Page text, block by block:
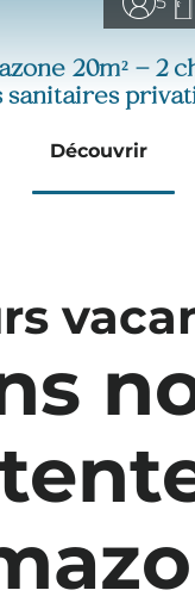
20m² – 2
sanitaires
Découvrir